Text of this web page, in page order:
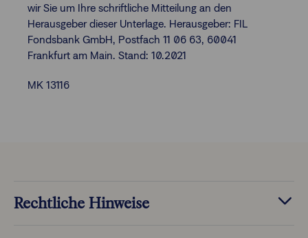
wir Sie um Ihre schriftliche Mitteilung an den
Herausgeber dieser Unterlage. Herausgeber: FIL
Fondsbank GmbH, Postfach 11 06 63, 60041
Frankfurt am Main. Stand: 10.2021
MK 13116
Rechtliche Hinweise